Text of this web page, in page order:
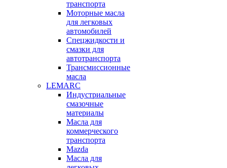
транспорта
Моторные масла
для легковых
автомобилей
Спецжидкости и
смазки для
автотранспорта
Трансмиссионные
масла
LEMARC
Индустриальные
смазочные
материалы
Масла для
коммерческого
транспорта
Mazda
Масла для